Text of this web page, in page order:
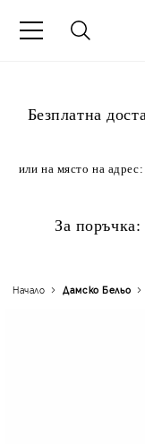
или на място на адрес:
За поръчка:
Начало Дамско Бельо